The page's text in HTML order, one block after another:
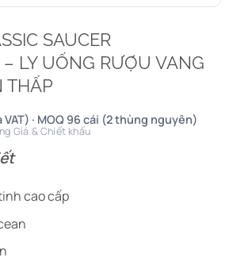
SAUCER
LY UỐNG RƯỢU VANG
THẤP
VAT) · MOQ 96 cái (2 thùng nguyên)
Giá & Chiết khấu
cao cấp